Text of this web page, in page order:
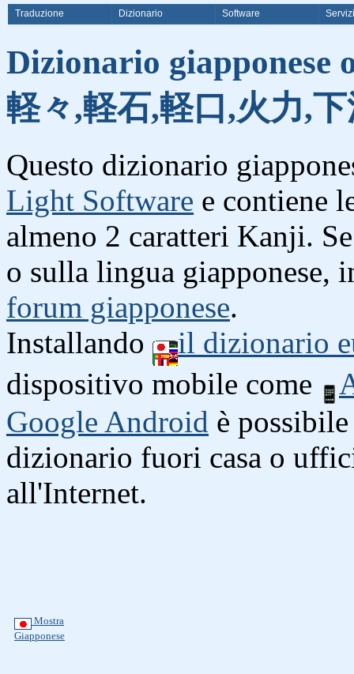
Traduzione Dizionario Software Servizi
Dizionario giapponese
軽々,軽石,軽口,火力,
Questo dizionario
Light Software e contiene
almeno 2 caratteri Kanji.
o sulla lingua giapponese,
forum giapponese.
Installando
il dizionario
dispositivo mobile come
Google Android è
dizionario fuori casa o
all'Internet.
Mostra
Giapponese